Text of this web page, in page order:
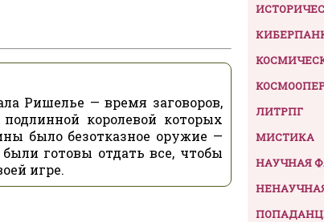
Ришелье — время заговоров,
королевой которых
было безотказное оружие —
готовы отдать все, чтобы
игре.
ЛИТРПГ
МИСТИКА
НАУЧНАЯ